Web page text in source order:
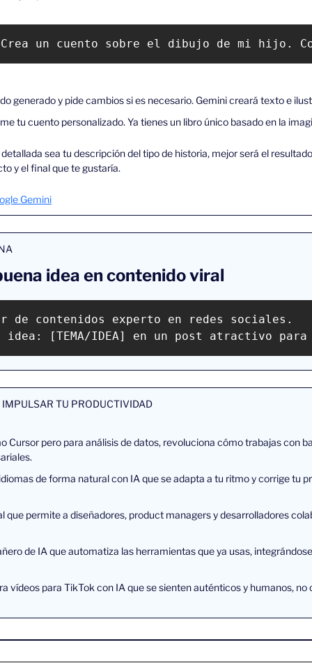
un cuento sobre el dibujo de mi hijo.
generado y pide cambios si es necesario. Gemini creará texto e
tu cuento personalizado. Ya tienes un libro único basado en la
sea tu descripción del tipo de historia, mejor será el
y el final que te gustaría.
Gemini
idea en contenido viral
de contenidos experto en redes sociales.
idea: [TEMA/IDEA] en un post atractivo
TU PRODUCTIVIDAD
Cursor pero para análisis de datos, revoluciona cómo trabajas con
de forma natural con IA que se adapta a tu ritmo y corrige tu
que permite a diseñadores, product managers y desarrolladores
de IA que automatiza las herramientas que ya usas,
vídeos para TikTok con IA que se sienten auténticos y humanos,